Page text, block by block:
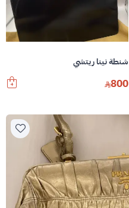
شنطة نينا ريتشي
800